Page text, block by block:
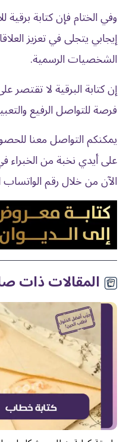
وفي الختام فإن كتابة برقية
إيجابي يتجلى في تعزيز
الشخصيات الرسمية.
إن كتابة البرقية لا
فرصة للتواصل الرفيع
يمكنكم التواصل معنا
على أيدي نخبة من
الآن من خلال رقم الواتساب
المقالات ذات